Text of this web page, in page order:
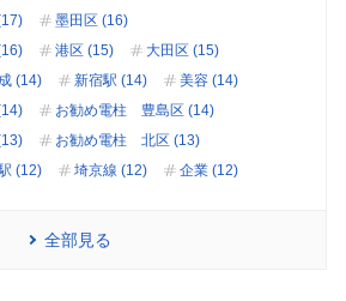
墨田区 (16)
港区 (15)
大田区 (15)
(14) 新宿駅 (14)
美容 (14)
お勧め電柱 豊島区 (14)
お勧め電柱 北区 (13)
(12) 埼京線 (12) 企業 (12)
全部見る